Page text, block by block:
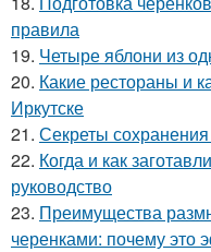
правила
19. Четыре яблони из
20. Какие рестораны и
Иркутске
21. Секреты
22. Когда и как
руководство
23. Преимущества
черенками: почему это